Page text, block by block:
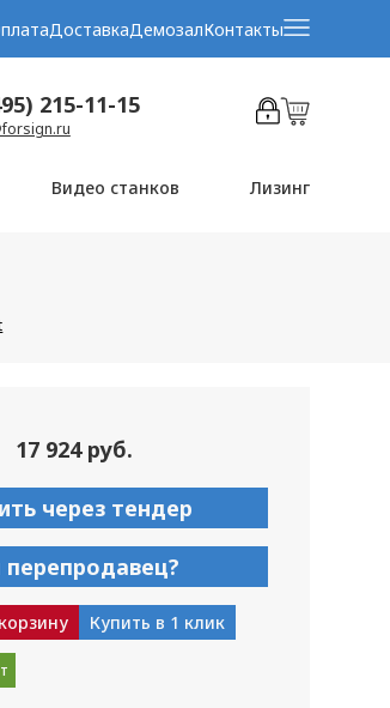
ДоставкаДемозалКонтакты
215-11-15
Видео станков Лизинг
17 924 руб.
через тендер
Купить в 1 клик